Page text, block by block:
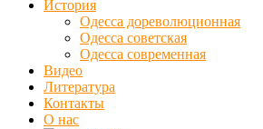
История
Одесса дореволюционная
Одесса советская
Одесса современная
Видео
Литература
Контакты
О нас